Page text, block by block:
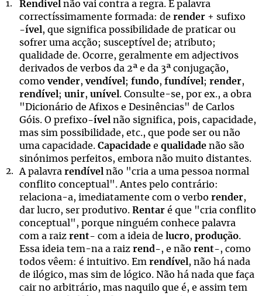
Rendível não vai contra a regra. É palavra
correctíssimamente formada: de render+ sufixo
-ível , que significa possibilidade de praticar ou
sofrer uma acção; susceptível de; atributo;
qualidade de. Ocorre, geralmente em adjectivos
derivados de verbos da 2ª e da 3ª conjugação,
como vender, vendível ; fundo, fundível ; render,
rendível ; unir, unível . Consulte-se, por ex., a obra
"Dicionário de Afixos e Desinências" de Carlos
Góis. O prefixo-ível não significa, pois, capacidade,
mas sim possibilidade, etc., que pode ser ou não
uma capacidade. Capacidadee qualidadenão são
sinónimos perfeitos, embora não muito distantes.
A palavra rendível não "cria a uma pessoa normal
conflito conceptual". Antes pelo contrário:
relaciona-a, imediatamente com o verbo render,
dar lucro, ser produtivo. Rentaré que "cria conflito
conceptual", porque ninguém conhece palavra
com a raiz rent- com a ideia de lucro, produção.
Essa ideia tem-na a raiz rend-, e não rent-, como
todos vêem: é intuitivo. Em rendível , não há nada
de ilógico, mas sim de lógico. Não há nada que faça
cair no arbitrário, mas naquilo que é, e assim tem